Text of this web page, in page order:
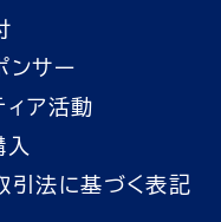
ンサー
ィア活動
引法に基づく表記